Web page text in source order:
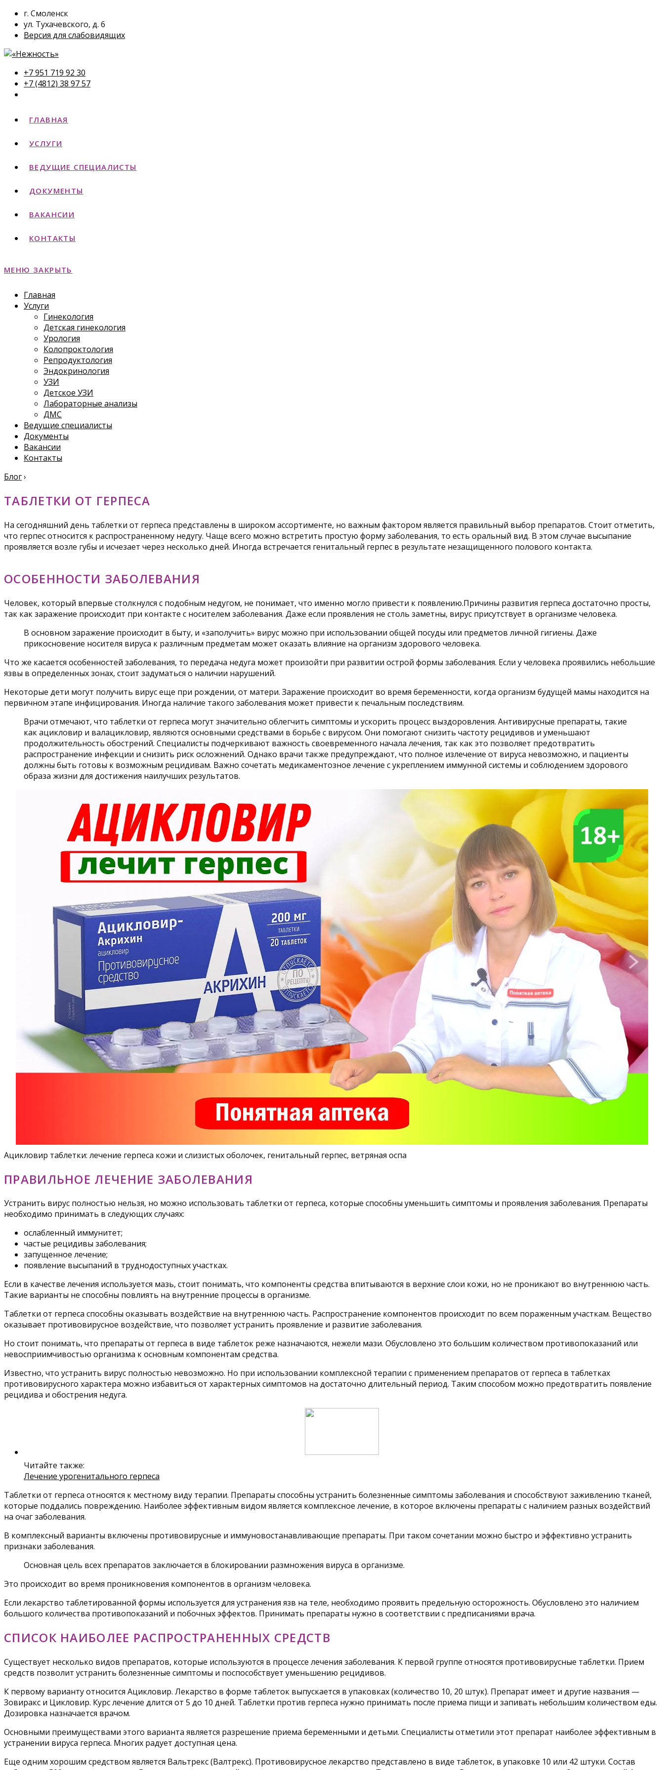
г. Смоленск
ул. Тухачевского, д. 6
Версия для слабовидящих
+7 951 719 92 30
+7 (4812) 38 97 57
ГЛАВНАЯ
УСЛУГИ
ВЕДУЩИЕ СПЕЦИАЛИСТЫ
ДОКУМЕНТЫ
ВАКАНСИИ
КОНТАКТЫ
МЕНЮ ЗАКРЫТЬ
Главная
Услуги
Гинекология
Детская гинекология
Урология
Колопроктология
Репродуктология
Эндокринология
УЗИ
Детское УЗИ
Лабораторные анализы
ДМС
Ведущие специалисты
Документы
Вакансии
Контакты
Блог›
ТАБЛЕТКИ ОТ ГЕРПЕСА
На сегодняшний день таблетки от герпеса представлены в широком ассортименте, но важным фактором является правильный выбор препаратов. Стоит отметить,
что герпес относится к распространенному недугу. Чаще всего можно встретить простую форму заболевания, то есть оральный вид. В этом случае высыпание
проявляется возле губы и исчезает через несколько дней. Иногда встречается генитальный герпес в результате незащищенного полового контакта.
ОСОБЕННОСТИ ЗАБОЛЕВАНИЯ
Человек, который впервые столкнулся с подобным недугом, не понимает, что именно могло привести к появлению.Причины развития герпеса достаточно просты,
так как заражение происходит при контакте с носителем заболевания. Даже если проявления не столь заметны, вирус присутствует в организме человека.
В основном заражение происходит в быту, и «заполучить» вирус можно при использовании общей посуды или предметов личной гигиены. Даже
прикосновение носителя вируса к различным предметам может оказать влияние на организм здорового человека.
Что же касается особенностей заболевания, то передача недуга может произойти при развитии острой формы заболевания. Если у человека проявились небольшие
язвы в определенных зонах, стоит задуматься о наличии нарушений.
Некоторые дети могут получить вирус еще при рождении, от матери. Заражение происходит во время беременности, когда организм будущей мамы находится на
первичном этапе инфицирования. Иногда наличие такого заболевания может привести к печальным последствиям.
Врачи отмечают, что таблетки от герпеса могут значительно облегчить симптомы и ускорить процесс выздоровления. Антивирусные препараты, такие
как ацикловир и валацикловир, являются основными средствами в борьбе с вирусом. Они помогают снизить частоту рецидивов и уменьшают
продолжительность обострений. Специалисты подчеркивают важность своевременного начала лечения, так как это позволяет предотвратить
распространение инфекции и снизить риск осложнений. Однако врачи также предупреждают, что полное излечение от вируса невозможно, и пациенты
должны быть готовы к возможным рецидивам. Важно сочетать медикаментозное лечение с укреплением иммунной системы и соблюдением здорового
образа жизни для достижения наилучших результатов.
Ацикловир таблетки: лечение герпеса кожи и слизистых оболочек, генитальный герпес, ветряная оспа
ПРАВИЛЬНОЕ ЛЕЧЕНИЕ ЗАБОЛЕВАНИЯ
Устранить вирус полностью нельзя, но можно использовать таблетки от герпеса, которые способны уменьшить симптомы и проявления заболевания. Препараты
необходимо принимать в следующих случаях:
ослабленный иммунитет;
частые рецидивы заболевания;
запущенное лечение;
появление высыпаний в труднодоступных участках.
Если в качестве лечения используется мазь, стоит понимать, что компоненты средства впитываются в верхние слои кожи, но не проникают во внутреннюю часть.
Такие варианты не способны повлиять на внутренние процессы в организме.
Таблетки от герпеса способны оказывать воздействие на внутреннюю часть. Распространение компонентов происходит по всем пораженным участкам. Вещество
оказывает противовирусное воздействие, что позволяет устранить проявление и развитие заболевания.
Но стоит понимать, что препараты от герпеса в виде таблеток реже назначаются, нежели мази. Обусловлено это большим количеством противопоказаний или
невосприимчивостью организма к основным компонентам средства.
Известно, что устранить вирус полностью невозможно. Но при использовании комплексной терапии с применением препаратов от герпеса в таблетках
противовирусного характера можно избавиться от характерных симптомов на достаточно длительный период. Таким способом можно предотвратить появление
рецидива и обострения недуга.
Читайте также:
Лечение урогенитального герпеса
Таблетки от герпеса относятся к местному виду терапии. Препараты способны устранить болезненные симптомы заболевания и способствуют заживлению тканей,
которые поддались повреждению. Наиболее эффективным видом является комплексное лечение, в которое включены препараты с наличием разных воздействий
на очаг заболевания.
В комплексный варианты включены противовирусные и иммуновостанавливающие препараты. При таком сочетании можно быстро и эффективно устранить
признаки заболевания.
Основная цель всех препаратов заключается в блокировании размножения вируса в организме.
Это происходит во время проникновения компонентов в организм человека.
Если лекарство таблетированной формы используется для устранения язв на теле, необходимо проявить предельную осторожность. Обусловлено это наличием
большого количества противопоказаний и побочных эффектов. Принимать препараты нужно в соответствии с предписаниями врача.
СПИСОК НАИБОЛЕЕ РАСПРОСТРАНЕННЫХ СРЕДСТВ
Существует несколько видов препаратов, которые используются в процессе лечения заболевания. К первой группе относятся противовирусные таблетки. Прием
средств позволит устранить болезненные симптомы и поспособствует уменьшению рецидивов.
К первому варианту относится Ацикловир. Лекарство в форме таблеток выпускается в упаковках (количество 10, 20 штук). Препарат имеет и другие названия —
Зовиракс и Цикловир. Курс лечение длится от 5 до 10 дней. Таблетки против герпеса нужно принимать после приема пищи и запивать небольшим количеством еды.
Дозировка назначается врачом.
Основными преимуществами этого варианта является разрешение приема беременными и детьми. Специалисты отметили этот препарат наиболее эффективным в
устранении вируса герпеса. Многих радует доступная цена.
Еще одним хорошим средством является Вальтрекс (Валтрекс). Противовирусное лекарство представлено в виде таблеток, в упаковке 10 или 42 штуки. Состав